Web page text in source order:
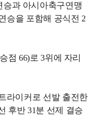
승과 아시아축구연맹
승을 포함해 공식전 2
점 66)로 3위에 자리
라이커로 선발 출전한
후반 31분 선제 결승